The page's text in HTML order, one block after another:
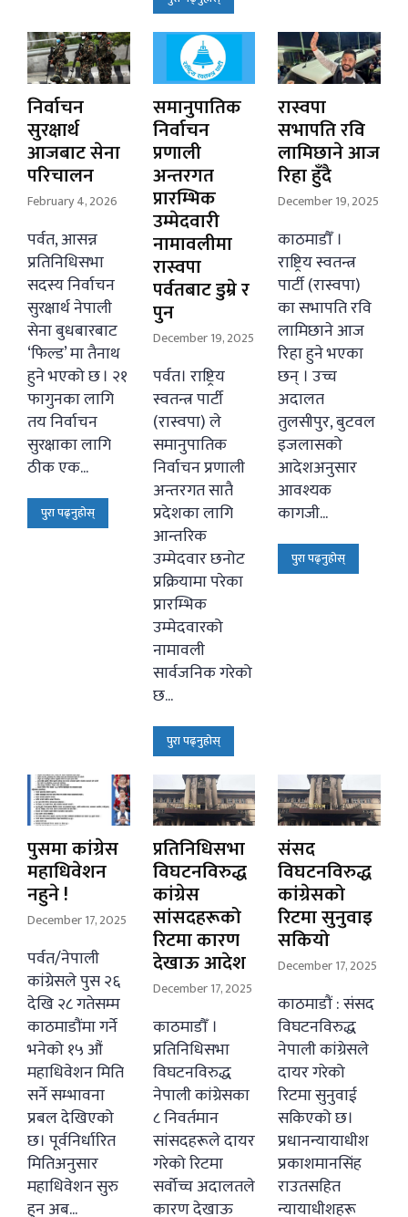
निर्वाचन
सुरक्षार्थ
आजबाट सेना
परिचालन
February 4, 2026
पर्वत, आसन्न
प्रतिनिधिसभा
सदस्य निर्वाचन
सुरक्षार्थ नेपाली
सेना बुधबारबाट
‘फिल्ड’ मा तैनाथ
हुने भएको छ । २१
फागुनका लागि
तय निर्वाचन
सुरक्षाका लागि
ठीक एक...
पुरा पढ्नुहोस्
समानुपातिक
निर्वाचन
प्रणाली
अन्तरगत
प्रारम्भिक
उम्मेदवारी
नामावलीमा
रास्वपा
पर्वतबाट डुम्रे र
पुन
December 19, 2025
पर्वत। राष्ट्रिय
स्वतन्त्र पार्टी
(रास्वपा) ले
समानुपातिक
निर्वाचन प्रणाली
अन्तरगत सातै
प्रदेशका लागि
आन्तरिक
उम्मेदवार छनोट
प्रक्रियामा परेका
प्रारम्भिक
उम्मेदवारको
नामावली
सार्वजनिक गरेको
छ...
पुरा पढ्नुहोस्
रास्वपा
सभापति रवि
लामिछाने आज
रिहा हुँदै
December 19, 2025
काठमाडौँ ।
राष्ट्रिय स्वतन्त्र
पार्टी (रास्वपा)
का सभापति रवि
लामिछाने आज
रिहा हुने भएका
छन् । उच्च
अदालत
तुलसीपुर, बुटवल
इजलासको
आदेशअनुसार
आवश्यक
कागजी...
पुरा पढ्नुहोस्
पुसमा कांग्रेस
महाधिवेशन
नहुने !
December 17, 2025
पर्वत/नेपाली
कांग्रेसले पुस २६
देखि २८ गतेसम्म
काठमाडौंमा गर्ने
भनेको १५ औं
महाधिवेशन मिति
सर्ने सम्भावना
प्रबल देखिएको
छ। पूर्वनिर्धारित
मितिअनुसार
महाधिवेशन सुरु
हुन अब...
प्रतिनिधिसभा
विघटनविरुद्ध
कांग्रेस
सांसदहरूको
रिटमा कारण
देखाऊ आदेश
December 17, 2025
काठमाडौँ ।
प्रतिनिधिसभा
विघटनविरुद्ध
नेपाली कांग्रेसका
८ निवर्तमान
सांसदहरूले दायर
गरेको रिटमा
सर्वोच्च अदालतले
कारण देखाऊ
संसद
विघटनविरुद्ध
कांग्रेसको
रिटमा सुनुवाइ
सकियो
December 17, 2025
काठमाडौं : संसद
विघटनविरुद्ध
नेपाली कांग्रेसले
दायर गरेको
रिटमा सुनुवाई
सकिएको छ।
प्रधानन्यायाधीश
प्रकाशमानसिंह
राउतसहित
न्यायाधीशहरू